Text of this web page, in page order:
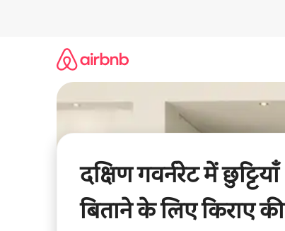
दक्षिण गवर्नरेट में छुट्टियाँ
बिताने के लिए किराए की